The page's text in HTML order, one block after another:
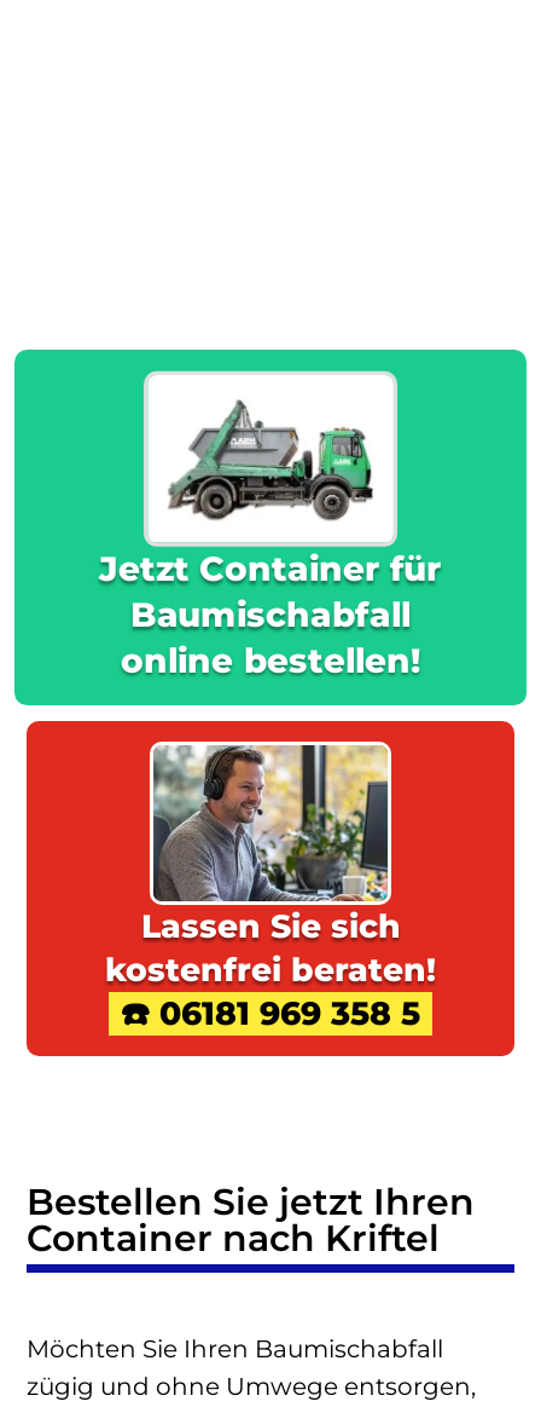
Jetzt Container für
Baumischabfall
online bestellen!
Lassen Sie sich
kostenfrei beraten!
☎️ 06181 969 358 5
Bestellen Sie jetzt Ihren
Container nach Kriftel
Möchten Sie Ihren Baumischabfall
zügig und ohne Umwege entsorgen,